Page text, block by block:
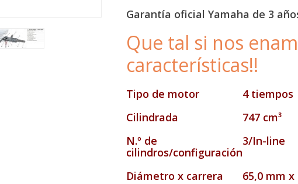
Garantía oficial Yamaha de 3
Que tal si nos
características!!
Tipo de motor
4 tiempos
Cilindrada
747 cm³
N.º de
cilindros/configuración
3/In-line
Diámetro x carrera
65,0 mm x